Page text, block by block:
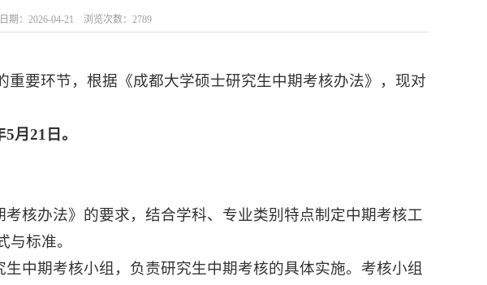
期：2026-04-21 浏览次数： 2789
重要环节，根据《成都大学硕士研究生中期考核办法》，现对
5月21 日。
核办法》的要求，结合学科、专业类别特点制定中期考核工
标准。
中期考核小组，负责研究生中期考核的具体实施。考核小组